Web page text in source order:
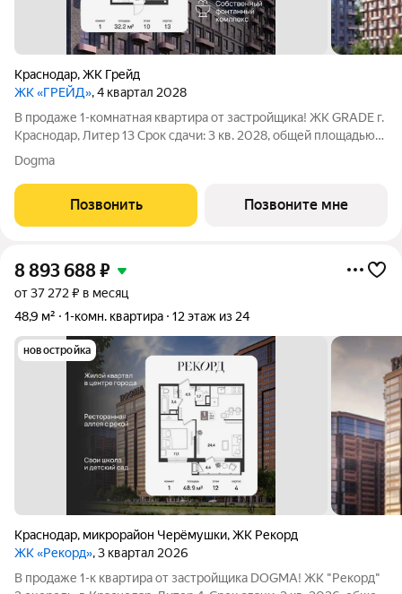
Краснодар,ЖК Грейд
ЖК «ГРЕЙД», 4 квартал 2028
В продаже 1-комнатная квартира от застройщика! ЖК GRADE г.
Краснодар, Литер 13 Срок сдачи: 3 кв. 2028, общей площадью
32.2 кв.м., на 10 этаже. GRADE от DOGMA: квартал бизнес-
класса. Никогда неоклассика не была представлена в
краснодарской архитектуре
Dogma
Позвонить Позвоните мне
8 893 688₽
от 37 272 ₽ в месяц
48,9 м²
1-комн. квартира 12 этаж из 24
новостройка
Краснодар, микрорайон Черёмушки,ЖК Рекорд
ЖК «Рекорд», 3 квартал 2026
В продаже 1-к квартира от застройщика DOGMA! ЖК "Рекорд"